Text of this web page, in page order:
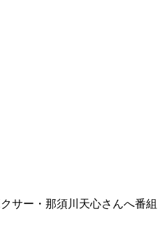
サー・那須川天心さんへ番組